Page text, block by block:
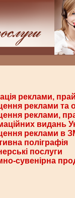
реклами,
реклами та
реклами,
видань
реклами в
поліграфія
послуги
сувенірна